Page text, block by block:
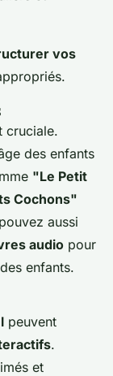
vos
cruciale.
des enfants
"Le Petit
Cochons"
aussi
audio pour
enfants.
peuvent
.
et